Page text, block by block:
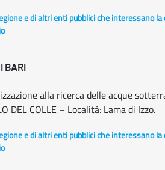
e di altri enti pubblici che interessano
BARI
alla ricerca delle acque
DEL COLLE – Località: Lama di Izzo.
e di altri enti pubblici che interessano